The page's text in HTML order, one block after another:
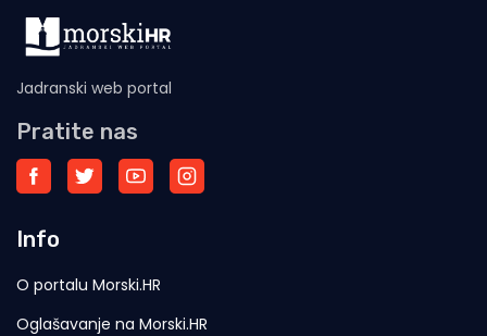
Jadranski web portal
Pratite nas
Info
O portalu Morski.HR
Oglašavanje na Morski.HR